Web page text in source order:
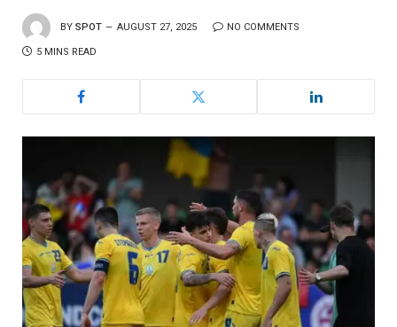
BY SPOT AUGUST 27, 2025 NO COMMENTS
5 MINS READ